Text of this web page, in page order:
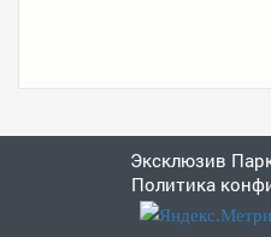
Эксклюзив
Политика